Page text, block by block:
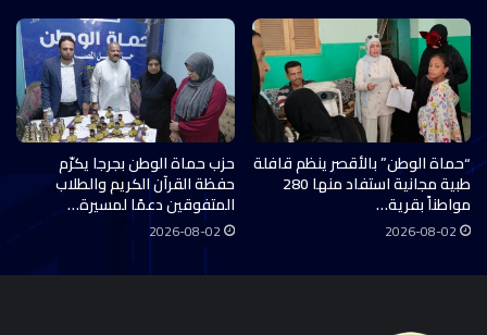
“حماة الوطن” بالأقصر ينظم قافلة
طبية مجانية استفاد منها 280
مواطناً بقرية…
2026-08-02
حزب حماة الوطن بجرجا يكرّم
حفظة القرآن الكريم والطلاب
المتفوقين دعمًا لمسيرة…
2026-08-02